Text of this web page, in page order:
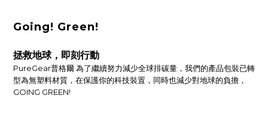
Going! Green!
拯救地球，即刻行動
PureGear普格爾 為了繼續努力減少全球排碳量，我們的產品包裝已轉
型為無塑料材質，在保護你的科技裝置，同時也減少對地球的負擔，
GOING GREEN!